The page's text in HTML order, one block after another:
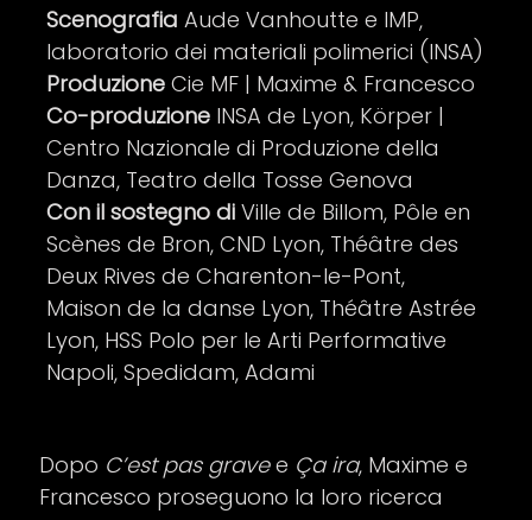
Scenografia Aude Vanhoutte e IMP,
laboratorio dei materiali polimerici (INSA)
Produzione Cie MF | Maxime & Francesco
Co-produzione INSA de Lyon, Körper |
Centro Nazionale di Produzione della
Danza, Teatro della Tosse Genova
Con il sostegno di Ville de Billom, Pôle en
Scènes de Bron, CND Lyon, Théâtre des
Deux Rives de Charenton-le-Pont,
Maison de la danse Lyon, Théâtre Astrée
Lyon, HSS Polo per le Arti Performative
Napoli, Spedidam, Adami
Dopo C’est pas gravee Ça ira, Maxime e
Francesco proseguono la loro ricerca